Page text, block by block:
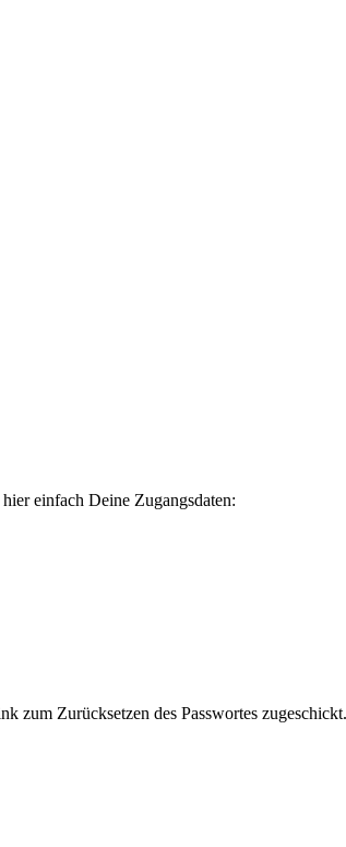
einfach Deine Zugangsdaten:
zum Zurücksetzen des Passwortes zugeschickt.